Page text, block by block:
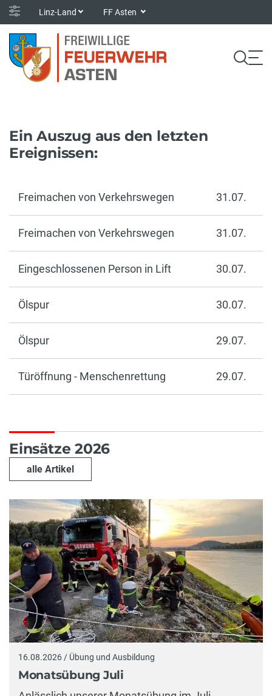
Linz-Land FF Asten
Ein Auszug aus den letzten
Ereignissen:
Freimachen von Verkehrswegen 31.07.
Freimachen von Verkehrswegen 31.07.
Eingeschlossenen Person in Lift 30.07.
Ölspur 30.07.
Ölspur 29.07.
Türöffnung - Menschenrettung 29.07.
Einsätze 2026
alle Artikel
16.08.2026 / Übung und Ausbildung
Monatsübung Juli